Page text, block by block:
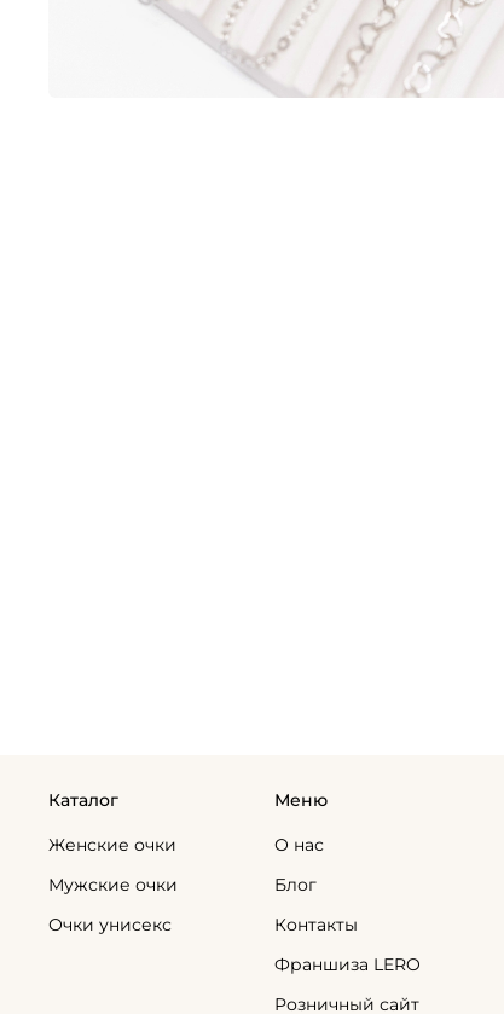
Каталог
Женские очки
Мужские очки
Очки унисекс
Меню
О нас
Блог
Контакты
Франшиза LERO
Розничный сайт